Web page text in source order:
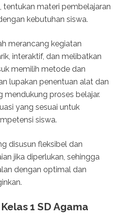
tentukan materi pembelajaran
kebutuhan siswa.
merancang kegiatan
interaktif, dan melibatkan
memilih metode dan
lupakan penentuan alat dan
proses belajar.
yang sesuai untuk
siswa.
disusun fleksibel dan
jika diperlukan, sehingga
dengan optimal dan
1 SD Agama